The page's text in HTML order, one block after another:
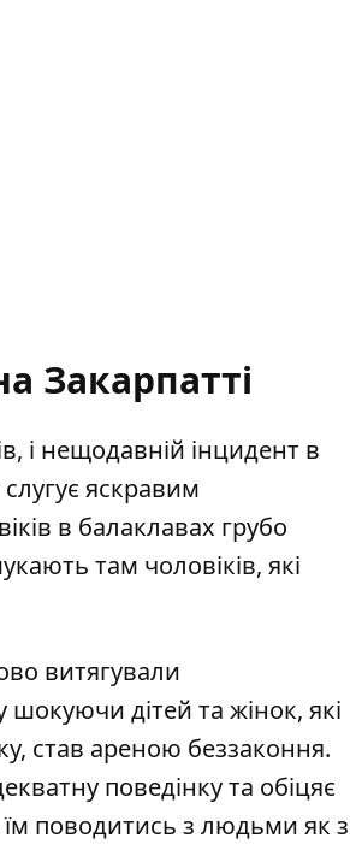
Закарпатті
і нещодавній інцидент в
яскравим
в балаклавах грубо
там чоловіків, які
витягували
шокуючи дітей та жінок, які
став ареною беззаконня.
поведінку та обіцяє
поводитись з людьми як з